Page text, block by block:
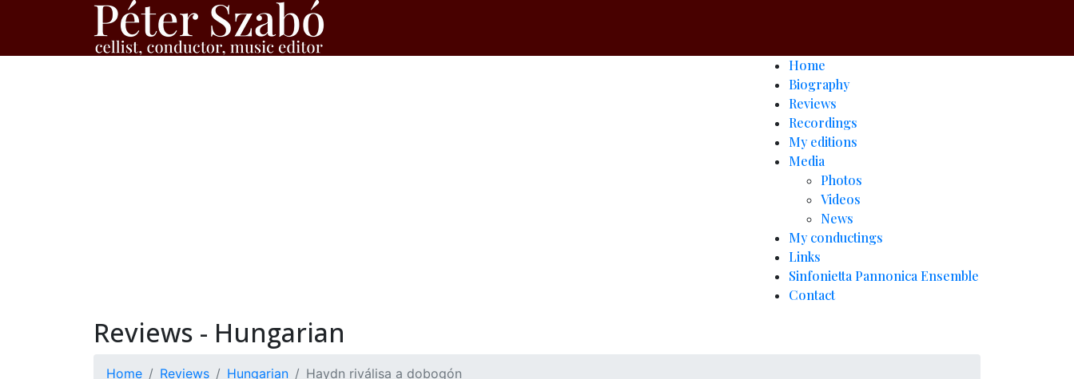
Home
Biography
Reviews
Recordings
My editions
Media
Photos
Videos
News
My conductings
Links
Sinfonietta Pannonica Ensemble
Contact
Reviews - Hungarian
Home Reviews Hungarian Haydn riválisa a dobogón